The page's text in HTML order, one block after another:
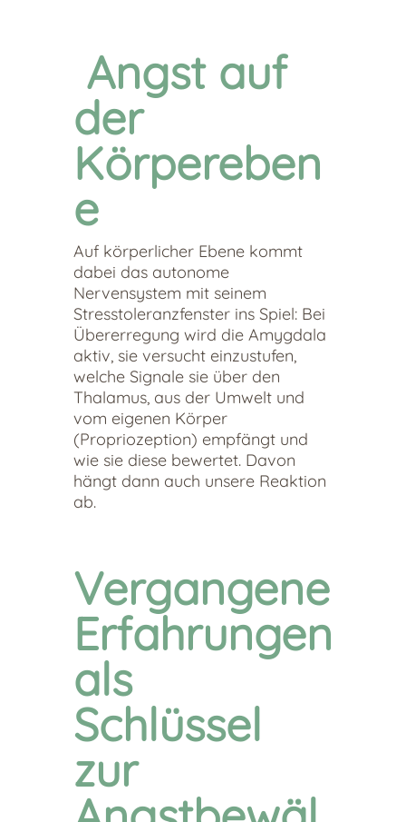
Angst auf
der
Körpereben
e
Auf körperlicher Ebene kommt
dabei das autonome
Nervensystem mit seinem
Stresstoleranzfenster ins Spiel: Bei
Übererregung wird die Amygdala
aktiv, sie versucht einzustufen,
welche Signale sie über den
Thalamus, aus der Umwelt und
vom eigenen Körper
(Propriozeption) empfängt und
wie sie diese bewertet. Davon
hängt dann auch unsere Reaktion
ab.
Vergangene
Erfahrungen
als
Schlüssel
zur